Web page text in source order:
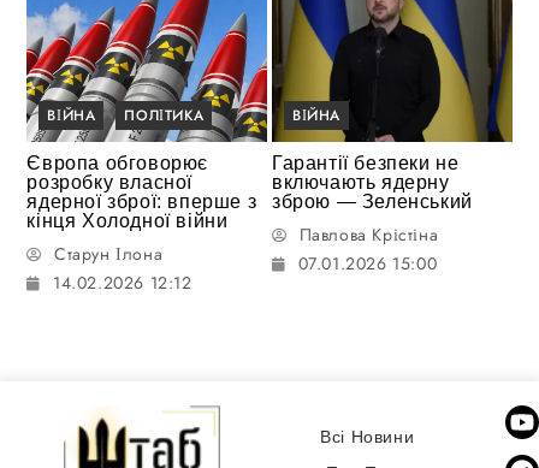
ВІЙНА ПОЛІТИКА
Європа обговорює
розробку власної
ядерної зброї: вперше з
кінця Холодної війни
Старун Ілона
14.02.2026 12:12
ВІЙНА
Гарантії безпеки не
включають ядерну
зброю — Зеленський
Павлова Крістіна
07.01.2026 15:00
Всі Новини